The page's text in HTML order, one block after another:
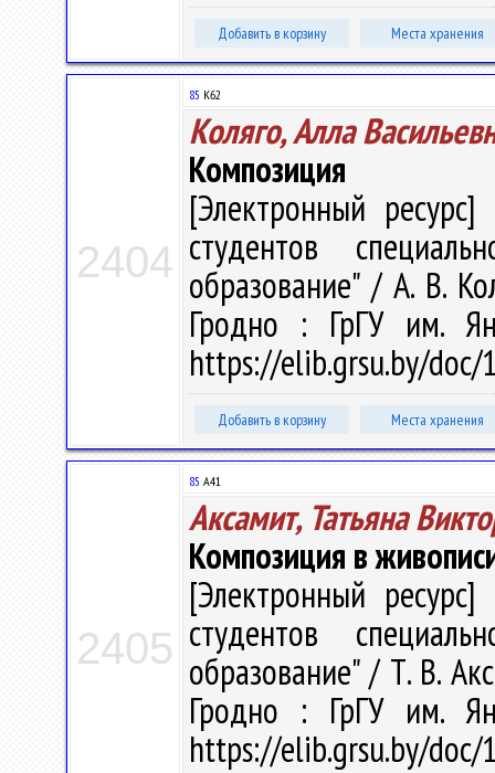
Добавить в корзину Места хранения
2404
85 К62
Коляго, Алла
Композиция
[Электронный
студентов
образование" / А. В.
Гродно : ГрГУ им.
https://elib.grsu.by/
Добавить в корзину Места хранения
2405
85 А41
Аксамит, Татьяна
Композиция в
[Электронный
студентов
образование" / Т. В.
Гродно : ГрГУ им.
https://elib.grsu.by/